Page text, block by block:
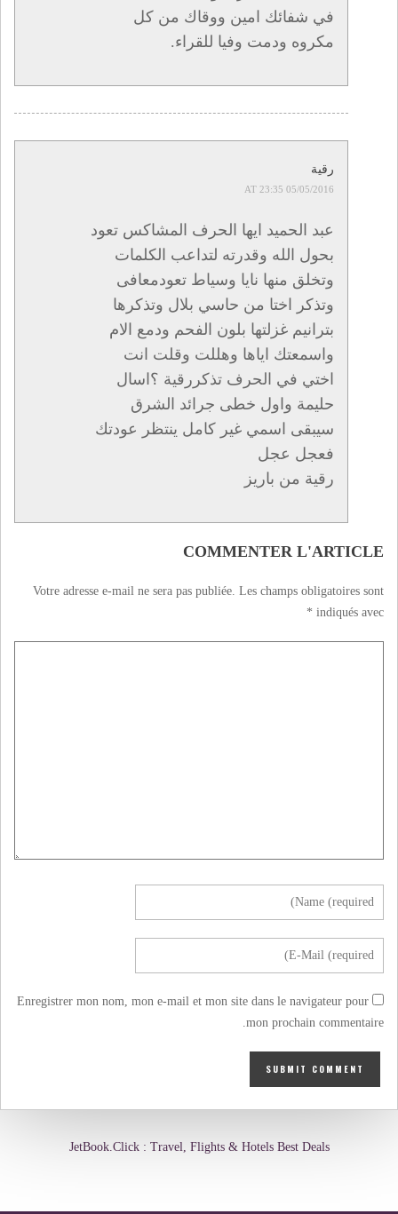
في شفائك امين ووقاك من كل
مكروه ودمت وفيا للقراء.
رقية
05/05/2016 AT 23:35
عبد الحميد ايها الحرف المشاكس تعود
بحول الله وقدرته لتداعب الكلمات
وتخلق منها نايا وسياط تعودمعافى
وتذكر اختا من حاسي بلال وتذكرها
بترانيم غزلتها بلون الفحم ودمع الام
واسمعتك اياها وهللت وقلت انت
اختي في الحرف تذكررقية ؟اسال
حليمة واول خطى جرائد الشرق
سيبقى اسمي غير كامل ينتظر عودتك
فعجل عجل
رقية من باريز
COMMENTER L'ARTICLE
Votre adresse e-mail ne sera pas publiée. Les champs obligatoires sont
indiqués avec
*
Enregistrer mon nom, mon e-mail et mon site dans le navigateur pour
mon prochain commentaire.
JetBook.Click : Travel, Flights & Hotels Best Deals